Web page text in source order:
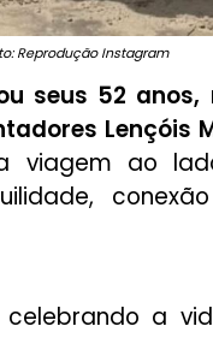
Reprodução Instagram
seus 52 anos,
Lençóis
viagem ao
celebrando a